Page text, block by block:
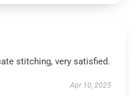
stitching, very satisfied.
Apr 10, 2025